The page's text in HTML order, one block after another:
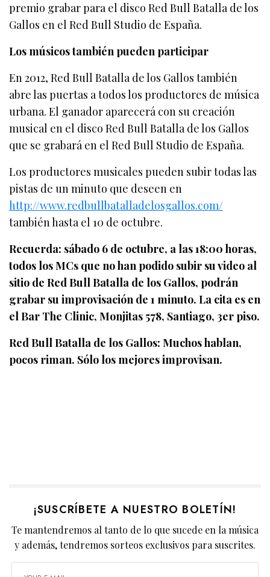
premio grabar para el disco Red Bull Batalla de los
Gallos en el Red Bull Studio de España.
Los músicos también pueden participar
En 2012, Red Bull Batalla de los Gallos también
abre las puertas a todos los productores de música
urbana. El ganador aparecerá con su creación
musical en el disco Red Bull Batalla de los Gallos
que se grabará en el Red Bull Studio de España.
Los productores musicales pueden subir todas las
pistas de un minuto que deseen en
http://www.redbullbatalladelosgallos.com/
también hasta el 10 de octubre.
Recuerda: sábado 6 de octubre, a las 18:00 horas,
todos los MCs que no han podido subir su video al
sitio de Red Bull Batalla de los Gallos, podrán
grabar su improvisación de 1 minuto. La cita es en
el Bar The Clinic, Monjitas 578, Santiago, 3er piso.
Red Bull Batalla de los Gallos: Muchos hablan,
pocos riman. Sólo los mejores improvisan.
¡SUSCRÍBETE A NUESTRO BOLETÍN!
Te mantendremos al tanto de lo que sucede en la música
y además, tendremos sorteos exclusivos para suscrites.